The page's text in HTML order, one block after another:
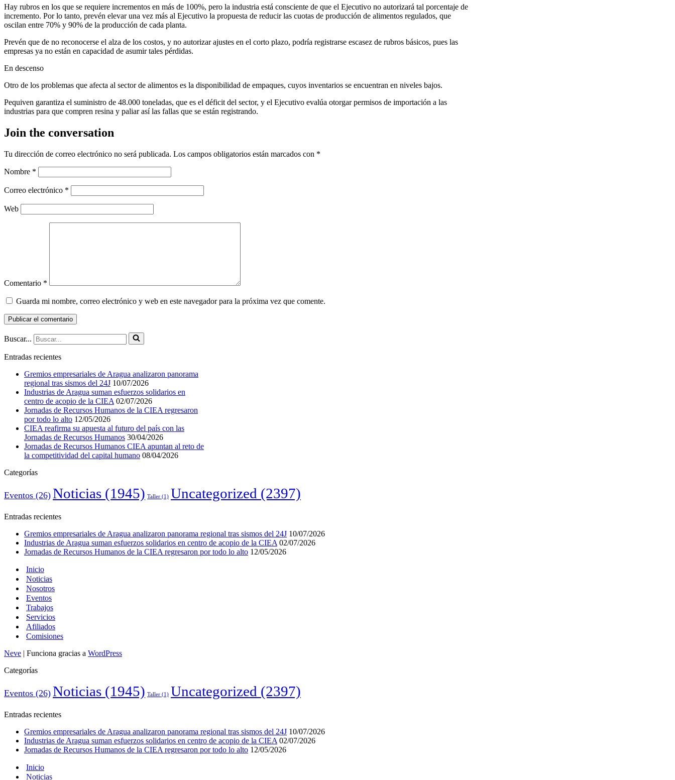
Hay rubros en los que se requiere incrementos en más de 100%, pero la industria está consciente de que el Ejecutivo no autorizará tal porcentaje de
incremento. Por lo tanto, prevén elevar una vez más al Ejecutivo la propuesta de reducir las cuotas de producción de alimentos regulados, que
oscilan entre 70% y 90% de la producción de cada planta.
Prevén que de no reconocerse el alza de los costos, y no autorizar ajustes en el corto plazo, podría registrarse escasez de rubros básicos, pues las
empresas ya no están en capacidad de asumir tales pérdidas.
En descenso
Otro de los problemas que afecta al sector de alimentos es la disponibilidad de empaques, cuyos inventarios se encuentran en niveles bajos.
Pequiven garantiza el suministro de 48.000 toneladas, que es el déficit del sector, y el Ejecutivo evalúa otorgar permisos de importación a las
industrias para que compren resina y paliar así las fallas que se están registrando.
Join the conversation
Tu dirección de correo electrónico no será publicada. Los campos obligatorios están marcados con *
Nombre *
Correo electrónico *
Web
Comentario *
Guarda mi nombre, correo electrónico y web en este navegador para la próxima vez que comente.
Buscar...
Entradas recientes
Gremios empresariales de Aragua analizaron panorama
regional tras sismos del 24J 10/07/2026
Industrias de Aragua suman esfuerzos solidarios en
centro de acopio de la CIEA 02/07/2026
Jornadas de Recursos Humanos de la CIEA regresaron
por todo lo alto 12/05/2026
CIEA reafirma su apuesta al futuro del país con las
Jornadas de Recursos Humanos 30/04/2026
Jornadas de Recursos Humanos CIEA apuntan al reto de
la competitividad del capital humano 08/04/2026
Categorías
Eventos (26) Noticias (1945) Taller (1) Uncategorized (2397)
Entradas recientes
Gremios empresariales de Aragua analizaron panorama regional tras sismos del 24J 10/07/2026
Industrias de Aragua suman esfuerzos solidarios en centro de acopio de la CIEA 02/07/2026
Jornadas de Recursos Humanos de la CIEA regresaron por todo lo alto 12/05/2026
Inicio
Noticias
Nosotros
Eventos
Trabajos
Servicios
Afiliados
Comisiones
Neve | Funciona gracias a WordPress
Categorías
Eventos (26) Noticias (1945) Taller (1) Uncategorized (2397)
Entradas recientes
Gremios empresariales de Aragua analizaron panorama regional tras sismos del 24J 10/07/2026
Industrias de Aragua suman esfuerzos solidarios en centro de acopio de la CIEA 02/07/2026
Jornadas de Recursos Humanos de la CIEA regresaron por todo lo alto 12/05/2026
Inicio
Noticias